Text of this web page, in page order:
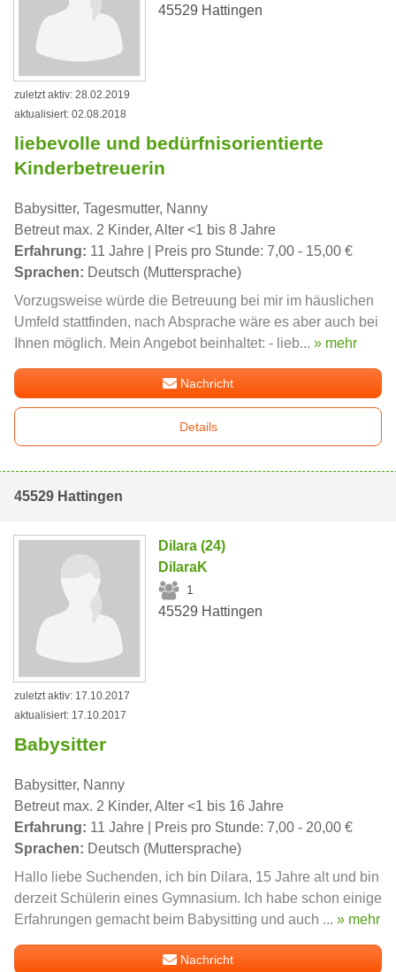
45529 Hattingen
zuletzt aktiv: 28.02.2019
aktualisiert: 02.08.2018
liebevolle und bedürfnisorientierte
Kinderbetreuerin
Babysitter, Tagesmutter, Nanny
Betreut max. 2 Kinder, Alter <1 bis 8 Jahre
Erfahrung: 11 Jahre | Preis pro Stunde: 7,00 - 15,00 €
Sprachen: Deutsch (Muttersprache)
Vorzugsweise würde die Betreuung bei mir im häuslichen
Umfeld stattfinden, nach Absprache wäre es aber auch bei
Ihnen möglich. Mein Angebot beinhaltet: - lieb... » mehr
Nachricht
Details
45529 Hattingen
Dilara (24)
DilaraK
1
45529 Hattingen
zuletzt aktiv: 17.10.2017
aktualisiert: 17.10.2017
Babysitter
Babysitter, Nanny
Betreut max. 2 Kinder, Alter <1 bis 16 Jahre
Erfahrung: 11 Jahre | Preis pro Stunde: 7,00 - 20,00 €
Sprachen: Deutsch (Muttersprache)
Hallo liebe Suchenden, ich bin Dilara, 15 Jahre alt und bin
derzeit Schülerin eines Gymnasium. Ich habe schon einige
Erfahrungen gemacht beim Babysitting und auch ... » mehr
Nachricht